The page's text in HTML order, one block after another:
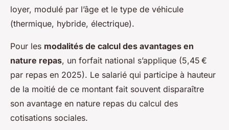
loyer, modulé par l’âge et le type de véhicule
(thermique, hybride, électrique).
Pour les modalités de calcul des avantages en
nature repas, un forfait national s’applique (5,45 €
par repas en 2025). Le salarié qui participe à hauteur
de la moitié de ce montant fait souvent disparaître
son avantage en nature repas du calcul des
cotisations sociales.